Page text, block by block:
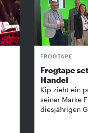
FROGTAPE
Frogtape
Handel
Kip zieht ein
seiner Marke
diesjährigen